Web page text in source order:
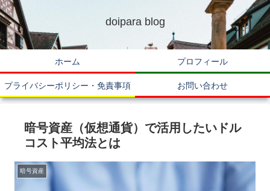
doipara blog
ホーム プロフィール
プライバシーポリシー・免責事項 お問い合わせ
暗号資産（仮想通貨）で活用したいドル
コスト平均法とは
暗号資産